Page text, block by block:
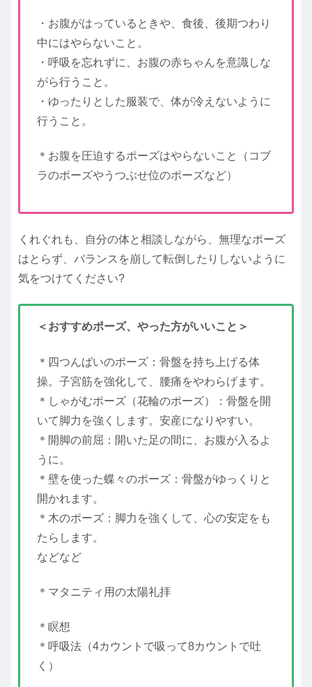
・お腹がはっているときや、食後、後期つわり
中にはやらないこと。
・呼吸を忘れずに、お腹の赤ちゃんを意識しな
がら行うこと。
・ゆったりとした服装で、体が冷えないように
行うこと。
＊お腹を圧迫するポーズはやらないこと（コブ
ラのポーズやうつぶせ位のポーズなど）
くれぐれも、自分の体と相談しながら、無理なポーズ
はとらず、バランスを崩して転倒したりしないように
気をつけてください?
＜おすすめポーズ、やった方がいいこと＞
＊四つんばいのポーズ：骨盤を持ち上げる体
操。子宮筋を強化して、腰痛をやわらげます。
＊しゃがむポーズ（花輪のポーズ）：骨盤を開
いて脚力を強くします。安産になりやすい。
＊開脚の前屈：開いた足の間に、お腹が入るよ
うに。
＊壁を使った蝶々のポーズ：骨盤がゆっくりと
開かれます。
＊木のポーズ：脚力を強くして、心の安定をも
たらします。
などなど
＊マタニティ用の太陽礼拝
＊瞑想
＊呼吸法（4カウントで吸って8カウントで吐
く）